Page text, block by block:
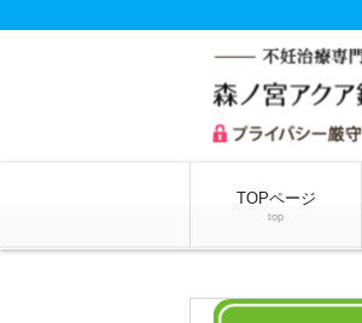
TOPページ
top